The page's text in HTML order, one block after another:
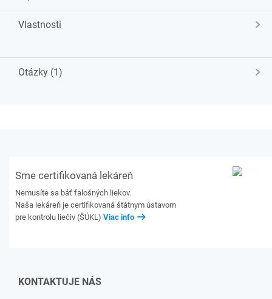
Vlastnosti
Otázky (1)
Sme certifikovaná lekáreň
Nemusíte sa báť falošných liekov.
Naša lekáreň je certifikovaná štátnym ústavom
pre kontrolu liečiv (ŠÚKL) Viac info
KONTAKTUJE NÁS